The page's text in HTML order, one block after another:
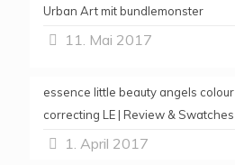
Urban Art mit bundlemonster
11. Mai 2017
essence little beauty angels colour
correcting LE | Review & Swatches
1. April 2017